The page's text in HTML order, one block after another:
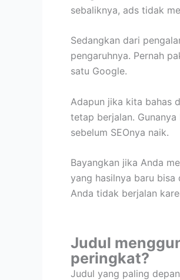
sebaliknya, ads tidak
Sedangkan dari
pengaruhnya. Pernah
satu Google.
Adapun jika kita bahas
tetap berjalan.
sebelum SEOnya naik.
Bayangkan jika Anda
yang hasilnya baru bisa
Anda tidak berjalan
Judul
peringkat?
Judul yang paling